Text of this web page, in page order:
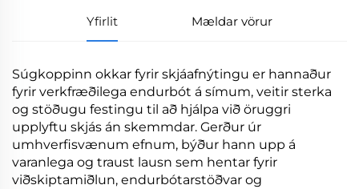
Yfirlit Mældar vörur
Súgkoppinn okkar fyrir skjáafnýtingu er hannaður
fyrir verkfræðilega endurbót á símum, veitir sterka
og stöðugu festingu til að hjálpa við öruggri
upplyftu skjás án skemmdar. Gerður úr
umhverfisvænum efnum, býður hann upp á
varanlega og traust lausn sem hentar fyrir
viðskiptamiðlun, endurbótarstöðvar og